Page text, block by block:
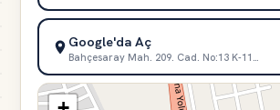
Google'da Aç
Bahçesaray Mah. 209. Cad. No:13 K-11…